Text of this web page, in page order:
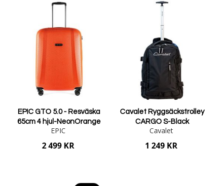
EPIC GTO 5.0 - Resväska
65cm 4 hjul-NeonOrange
EPIC
2 499 KR
Cavalet Ryggsäckstrolley
CARGO S-Black
Cavalet
1 249 KR